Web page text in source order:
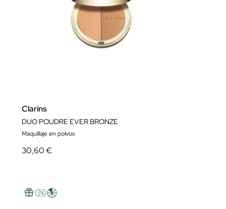
Clarins
DUO POUDRE EVER BRONZE
Maquillaje en polvos
30,60 €